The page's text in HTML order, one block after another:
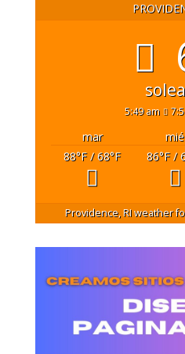
5:49 am
mar mié
88°F/ 68°F 86°F/
Providence, RIweather